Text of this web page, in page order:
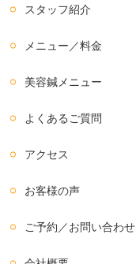
スタッフ紹介
メニュー／料金
美容鍼メニュー
よくあるご質問
アクセス
お客様の声
ご予約／お問い合わせ